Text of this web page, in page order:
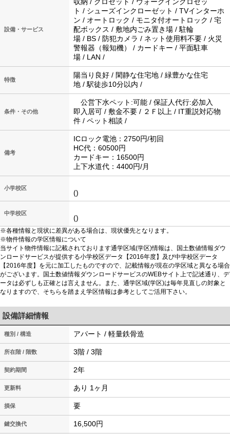
設備・サービス
収納 / クロゼット / ウォークインクロゼッ
ト / シューズインクローゼット / TVインターホ
ン / オートロック / モニタ付オートロック / 宅
配ボックス / 敷地内ごみ置き場 / 駐輪
場 / BS / 防犯カメラ / ネット使用料不要 / 火災
警報器（報知機） / カードキー / 平面駐車
場 / LAN /
特徴
陽当り良好 / 閑静な住宅地 / 緑豊かな住宅
地 / 駅徒歩10分以内 /
条件・その他
公営下水ペット:可能 / 保証人代行:必加入
即入居可 / 敷金不要 / ２Ｆ以上 / IT重説対応物
件 / ペット相談 /
備考
ICロック電池：2750円/初回
HC代：60500円
カードキー：16500円
上下水道代：4400円/月
小学校区
()
中学校区
()
※各種情報と現状に差異がある場合は、現状優先となります。
※物件情報の学区情報について
当サイト物件情報に記載されております通学区域(学区)情報は、国土数値情報ダウ
ンロードサービスが提供する小学校区データ【2016年度】及び中学校区データ
【2016年度】を元に加工したものですので、記載情報が現在の学区域と異なる場合
がございます。国土数値情報ダウンロードサービスのWEBサイト上で記述通り、デ
ータは必ずしも正確とは言えません。また、通学区域(学区)は毎年見直しの対象と
なりますので、そちらを踏まえ学区情報は参考としてご活用下さい。
設備詳細情報
種別 / 構造 アパート / 軽量鉄骨造
所在階 / 階数 3階 / 3階
契約期間 2年
更新料 あり 1ヶ月
損保 要
鍵交換代 16,500円